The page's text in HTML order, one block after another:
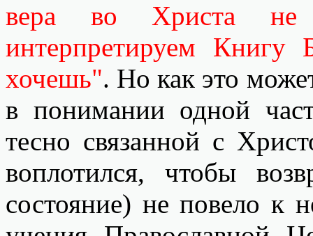
вера во Христа не
интерпретируем
хочешь". Но как это
в понимании одной
тесно связанной с
воплотился, чтобы
состояние) не повело к